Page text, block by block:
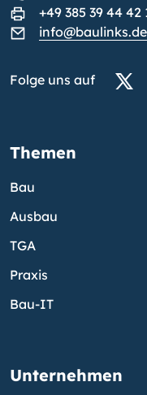
+49 385 39 44 42
info@baulinks.de
Folge uns auf
Themen
Bau
Ausbau
TGA
Praxis
Bau-IT
Unternehmen